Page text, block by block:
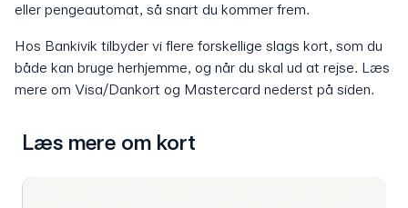
eller pengeautomat, så snart du kommer frem.
Hos Bankivik tilbyder vi flere forskellige slags kort, som du
både kan bruge herhjemme, og når du skal ud at rejse. Læs
mere om Visa/Dankort og Mastercard nederst på siden.
Læs mere om kort